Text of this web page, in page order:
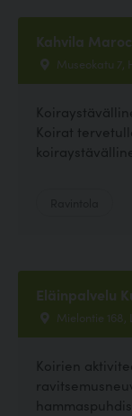
Kahvila
Museokatu 7,
Koirat
Eläinpalvelu
Mielontie
Koirien